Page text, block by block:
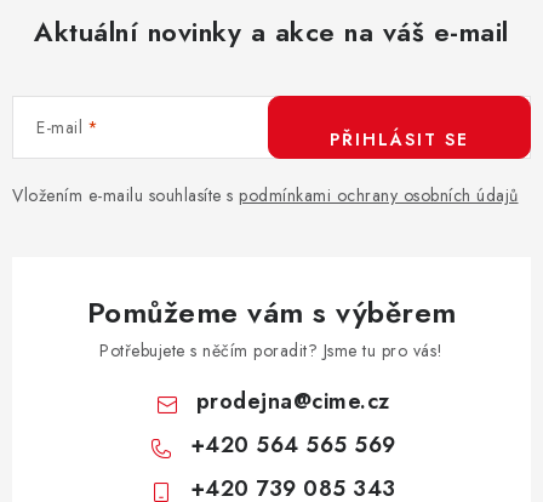
Aktuální novinky a akce na váš e-mail
E-mail
Vložením e-mailu souhlasíte s podmínkami ochrany osobních údajů
PŘIHLÁSIT SE
Pomůžeme vám s výběrem
Potřebujete s něčím poradit? Jsme tu pro vás!
prodejna@cime.cz
+420 564 565 569
+420 739 085 343